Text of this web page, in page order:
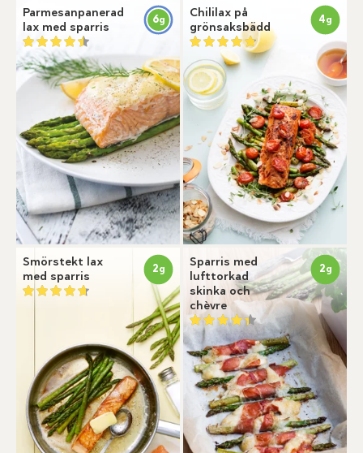
Parmesanpanerad
lax med sparris
6g
Chililax på
grönsaksbädd
4g
Smörstekt lax
med sparris
2g
Sparris med
lufttorkad
skinka och
chèvre
2g